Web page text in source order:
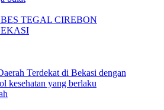
TEGAL CIREBON
Terdekat di Bekasi dengan
kesehatan yang berlaku